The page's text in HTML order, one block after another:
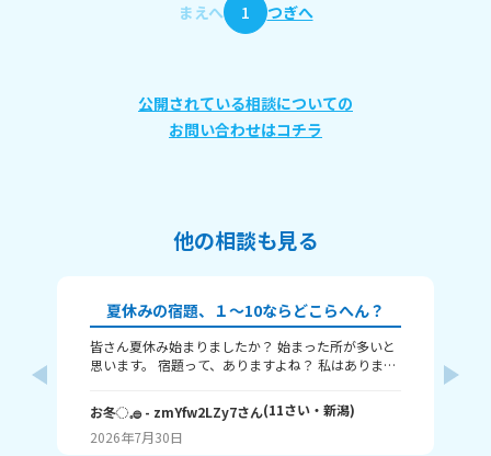
まえへ 1 つぎへ
公開されている相談についての
お問い合わせはコチラ
他の相談も見る
夏休みの宿題、１～10ならどこらへん？
皆さん夏休み始まりましたか？ 始まった所が多いと
思います。 宿題って、ありますよね？ 私はありま
いうことです！ 私は6です！ワークと習字と絵が残
ってるので！ みなさんも教えてください！ それじゃ
お冬◌𓈒𓐍- zmYfw2LZy7さん(11さい・ 新潟)
2026年7月30日